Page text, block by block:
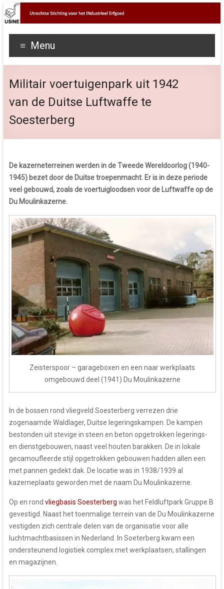
Menu
Militair voertuigenpark uit 1942
van de Duitse Luftwaffe te
Soesterberg
De kazerneterreinen werden in de Tweede Wereldoorlog (1940-
1945) bezet door de Duitse troepenmacht. Er is in deze periode
veel gebouwd, zoals de voertuigloodsen voor de Luftwaffe op de
Du Moulinkazerne.
Zeisterspoor – garageboxen en een naar werkplaats
omgebouwd deel (1941) Du Moulinkazerne
In de bossen rond vliegveld Soesterberg verrezen drie
zogenaamde Waldlager, Duitse legeringskampen. De kampen
bestonden uit stevige in steen en beton opgetrokken legerings-
en dienstgebouwen, naast veel houten barakken. De in lokale
gecamoufleerde stijl opgetrokken gebouwen hadden allen een
met pannen gedekt dak. De locatie was in 1938/1939 al
kazerneplaats geworden met de naam Du Moulinkazerne.
Op en rond vliegbasis Soesterberg was het Feldluftpark Gruppe B
gevestigd. Naast het toenmalige terrein van de Du Moulinkazerne
vestigden zich centrale delen van de organisatie voor alle
luchtmachtbasissen in Nederland. In Soeterberg kwam een
ondersteunend logistiek complex met werkplaatsen, stallingen
en magazijnen.